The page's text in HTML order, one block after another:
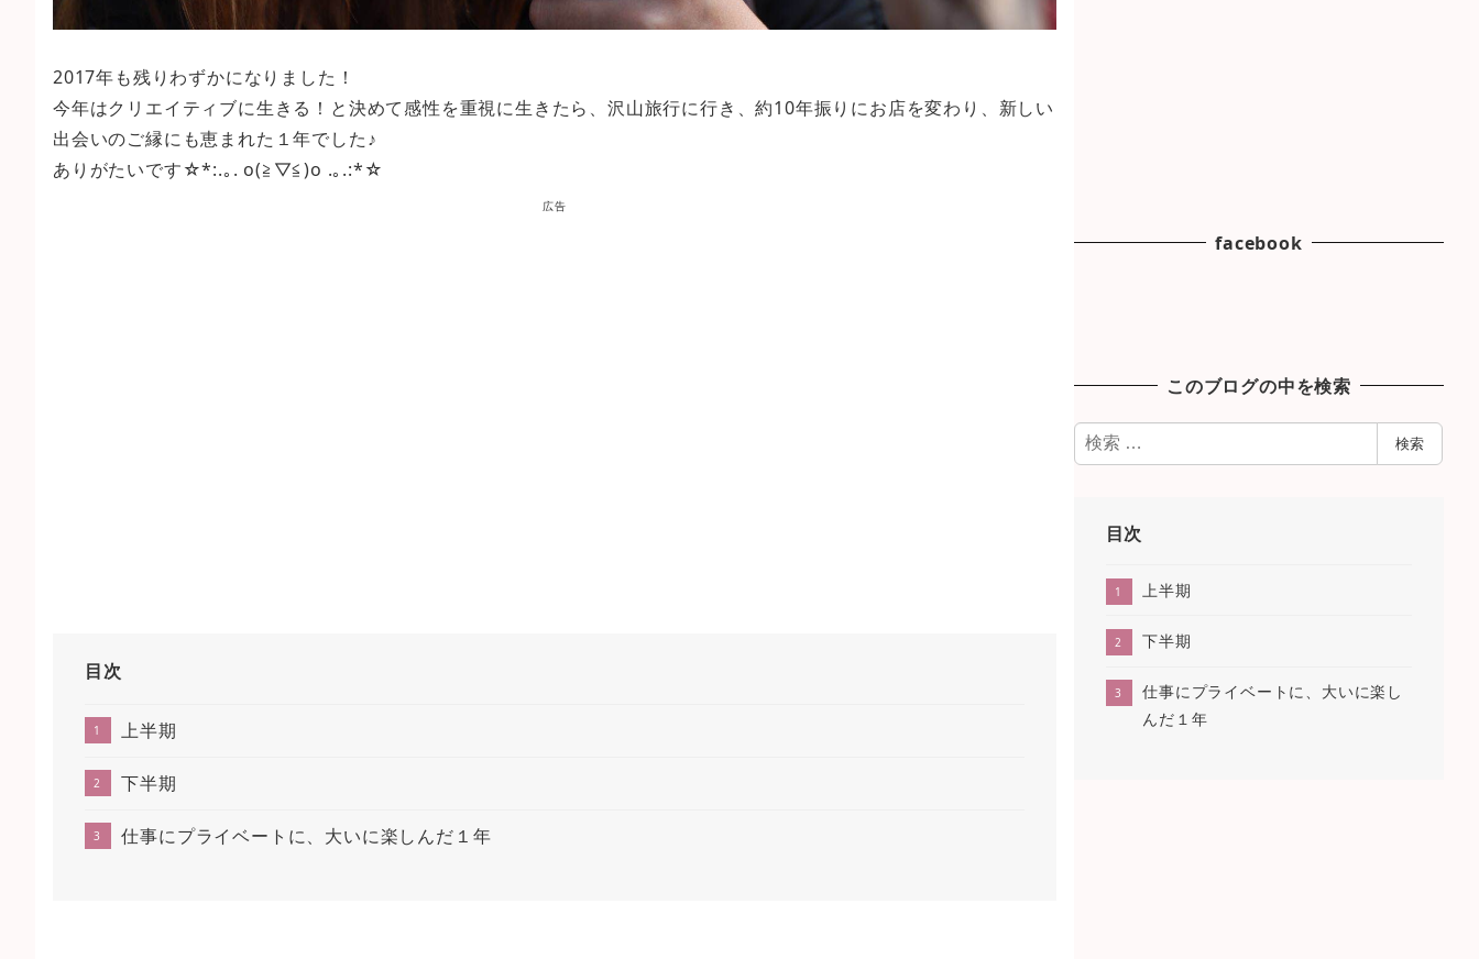
2017年も残りわずかになりました！
今年はクリエイティブに生きる！と決めて感性を重視に生きたら、沢山旅行に行き、約10年振りにお店を変わり、新しい
出会いのご縁にも恵まれた１年でした♪
ありがたいです☆*:.｡. o(≧▽≦)o .｡.:*☆
広告
目次
上半期
下半期
仕事にプライベートに、大いに楽しんだ１年
facebook
このブログの中を検索
検
索
検索
目次
上半期
下半期
仕事にプライベートに、大いに楽し
んだ１年